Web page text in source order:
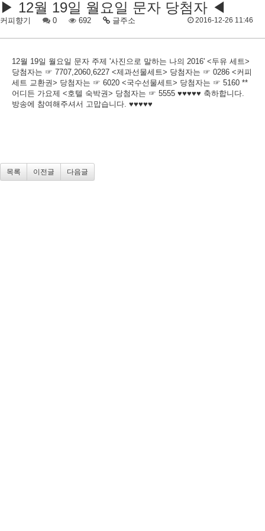
▶ 12월 19일 월요일 문자 당첨자 ◀
커피향기 0 692 글주소 2016-12-26 11:46
12월 19일 월요일 문자 주제 '사진으로 말하는 나의 2016' <두유 세트>
당첨자는 ☞ 7707,2060,6227 <제과선물세트> 당첨자는 ☞ 0286 <커피
세트 교환권> 당첨자는 ☞ 6020 <국수선물세트> 당첨자는 ☞ 5160 **
어디든 가요제 <호텔 숙박권> 당첨자는 ☞ 5555 ♥♥♥♥♥ 축하합니다.
방송에 참여해주셔서 고맙습니다. ♥♥♥♥♥
목록 이전글 다음글